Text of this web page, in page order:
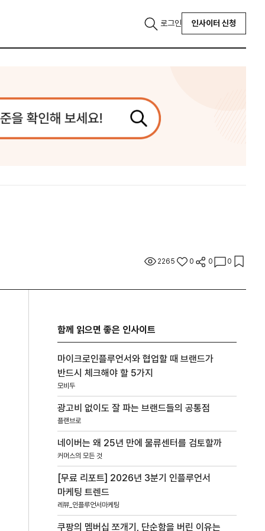
로그인 인사이터 신청
2265 0 0 0
함께 읽으면 좋은 인사이트
마이크로인플루언서와 협업할 때 브랜드가
반드시 체크해야 할 5가지
모비두
광고비 없이도 잘 파는 브랜드들의 공통점
플랜브로
네이버는 왜 25년 만에 물류센터를 검토할까
커머스의 모든 것
[무료 리포트] 2026년 3분기 인플루언서
마케팅 트렌드
레뷰_인플루언서마케팅
쿠팡의 멤버십 쪼개기, 단순함을 버린 이유는